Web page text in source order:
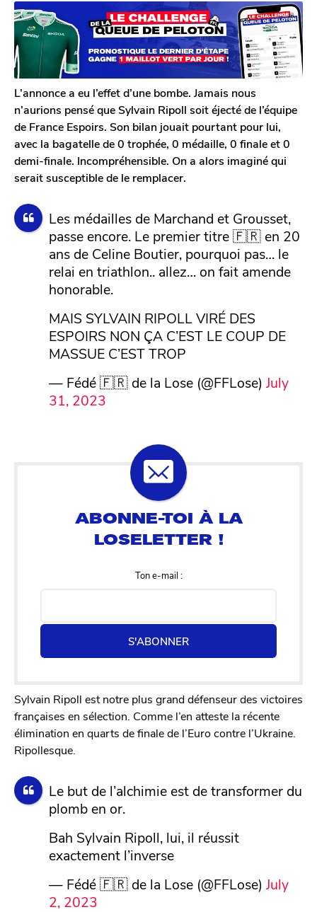
3
a
n
s
a
g
o
r
T
o
m
G
a
l
r
o
n
s
a
L’annonce a eu l’effet d’une bombe. Jamais nous
n’aurions pensé que Sylvain Ripoll soit éjecté de l’équipe
de France Espoirs. Son bilan jouait pourtant pour lui,
avec la bagatelle de 0 trophée, 0 médaille, 0 finale et 0
demi-finale. Incompréhensible. On a alors imaginé qui
serait susceptible de le remplacer.
Les médailles de Marchand et Grousset,
passe encore. Le premier titre 🇫🇷 en 20
ans de Celine Boutier, pourquoi pas… le
relai en triathlon.. allez… on fait amende
honorable.
MAIS SYLVAIN RIPOLL VIRÉ DES
ESPOIRS NON ÇA C’EST LE COUP DE
MASSUE C’EST TROP
— Fédé 🇫🇷 de la Lose (@FFLose) July
31, 2023
Ton e-mail :
S'ABONNER
Sylvain Ripoll est notre plus grand défenseur des victoires
françaises en sélection. Comme l’en atteste la récente
élimination en quarts de finale de l’Euro contre l’Ukraine.
Ripollesque.
Le but de l’alchimie est de transformer du
plomb en or.
Bah Sylvain Ripoll, lui, il réussit
exactement l’inverse
— Fédé 🇫🇷 de la Lose (@FFLose) July
2, 2023